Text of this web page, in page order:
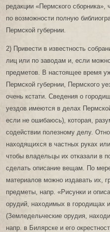
редакции «Пермского сборника»,
по возможности полную
Пермской губернии.
2) Привести в известность
лиц или по заводам и, если
предметов. В настоящее время
Пермской губернии, Пермского
очень кстати. Сведения о
уездов имеются в делах
если не ошибаюсь), которая,
содействии полезному делу.
находящихся в частных руках
чтобы владельцы их отказали в
сделать описание вещам. По
материалов можно издавать их,
предметы, напр. «Рисунки и
орудий, находимых в городищах
(Земледельческие орудия,
напр. в Билярске и его